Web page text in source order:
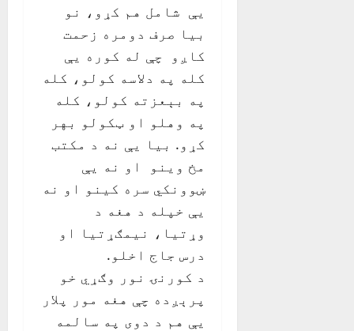
يې شامل هم کړو، نو
بيا صرف دومره زحمت
کاږو چې له کوره يې
کله په دلاسه کولو، کله
په بېعزته کولو، کله
په وهلو او ټکولو بهر
کړو. بيا يې نه د مکتب
مخ وينو او نه يې
ښوونکي سره کينو او نه
يې خپله د هغه د
وړتيا، نيمګړتيا او
درس جاج اخلو.
د کورنۍ نور وګړي خو
پرېږده چې هغه مور پلار
يې هم د دوی په سالمه